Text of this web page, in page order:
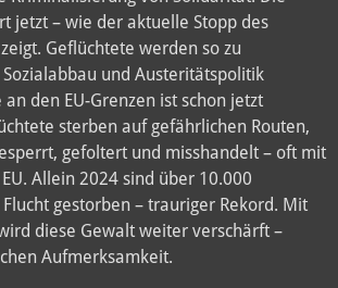
jetzt – wie der aktuelle Stopp des
Geflüchtete werden so zu
und Austeritätspolitik
an den EU-Grenzen ist schon jetzt
sterben auf gefährlichen Routen,
gefoltert und misshandelt – oft mit
Allein 2024 sind über 10.000
gestorben – trauriger Rekord. Mit
diese Gewalt weiter verschärft –
Aufmerksamkeit.